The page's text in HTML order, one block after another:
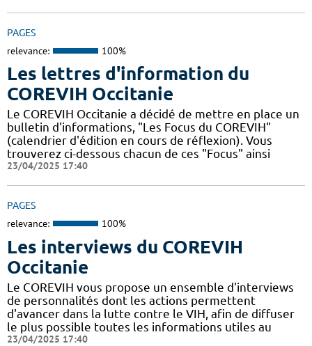
PAGES
relevance: 100%
Les lettres d'information du
COREVIH Occitanie
Le COREVIH Occitanie a décidé de mettre en place un
bulletin d'informations, "Les Focus du COREVIH"
(calendrier d'édition en cours de réflexion). Vous
trouverez ci-dessous chacun de ces "Focus" ainsi
23/04/2025 17:40
PAGES
relevance: 100%
Les interviews du COREVIH
Occitanie
Le COREVIH vous propose un ensemble d'interviews
de personnalités dont les actions permettent
d'avancer dans la lutte contre le VIH, afin de diffuser
le plus possible toutes les informations utiles au
23/04/2025 17:40